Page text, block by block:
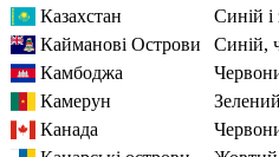
Казахстан
синій
Кайманові Острови
синій,
Камбоджа
Камерун
Канада